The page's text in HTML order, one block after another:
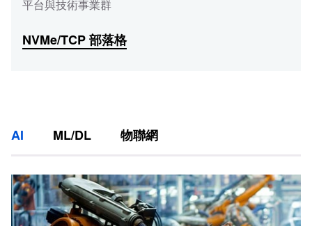
平台與技術事業群
NVMe/TCP 部落格
AI ML/DL 物聯網